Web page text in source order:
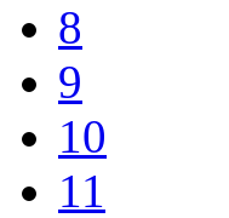
8
9
10
11